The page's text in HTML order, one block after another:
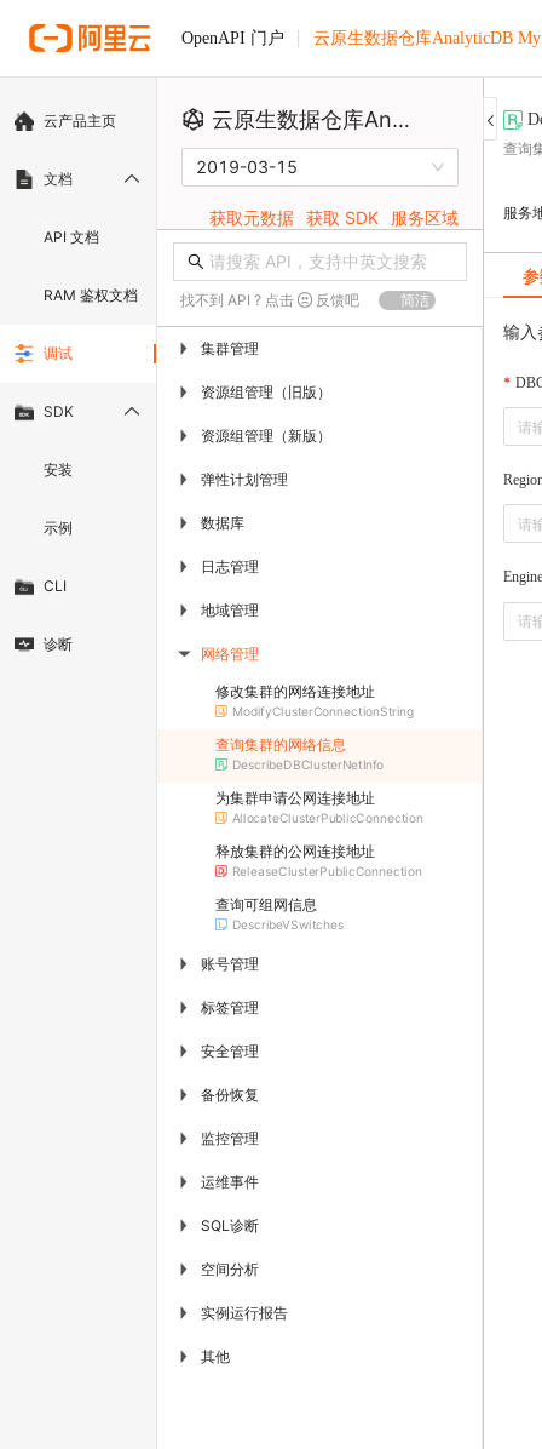
OpenAPI 门户 云原生数据仓库AnalyticDB
云产品主页
文档
API 文档
RAM 鉴权文档
调试
SDK
安装
示例
CLI
诊断
云原生数据仓库AnalyticDB MySQL版
2019-03-15
获取元数据 获取 SDK 服务区域
找不到 API ? 点击 反馈吧 简洁
▶ 集群管理
▶ 资源组管理（旧版）
▶ 资源组管理（新版）
▶ 弹性计划管理
▶ 数据库
▶ 日志管理
▶ 地域管理
▶ 网络管理
修改集群的网络连接地址
ModifyClusterConnectionString
查询集群的网络信息
DescribeDBClusterNetInfo
为集群申请公网连接地址
AllocateClusterPublicConnection
释放集群的公网连接地址
ReleaseClusterPublicConnection
查询可组网信息
DescribeVSwitches
▶ 账号管理
▶ 标签管理
▶ 安全管理
▶ 备份恢复
▶ 监控管理
▶ 运维事件
▶ SQL诊断
▶ 空间分析
▶ 实例运行报告
▶ 其他
查询
服务
输入
Engine